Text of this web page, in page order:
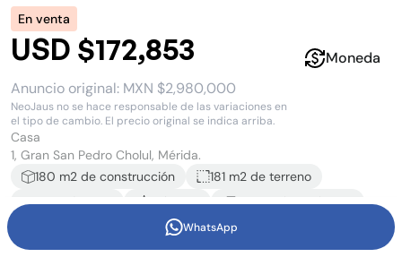
En venta
USD $172,853
Anuncio original: MXN $2,980,000
NeoJaus no se hace responsable de las variaciones en
el tipo de cambio. El precio original se indica arriba.
Moneda
Casa
1, Gran San Pedro Cholul, Mérida.
180 m2 de construcción 181 m2 de terreno
3recámaras 3baños 2estacionamientos
WhatsApp